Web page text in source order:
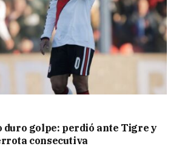
golpe: perdió ante Tigre y
consecutiva